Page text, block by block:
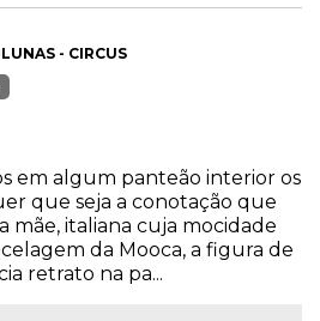
- CIRCUS
em algum panteão interior os
que seja a conotação que
mãe, italiana cuja mocidade
da Mooca, a figura de
retrato na pa...